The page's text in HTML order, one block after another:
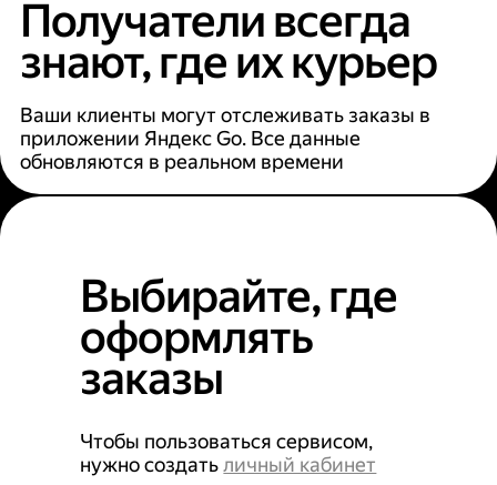
Получатели всегда
знают, где их курьер
Ваши клиенты могут отслеживать заказы в
приложении Яндекс Go. Все данные
обновляются в реальном времени
Выбирайте, где
оформлять
заказы
Чтобы пользоваться сервисом,
нужно создатьличный кабинет